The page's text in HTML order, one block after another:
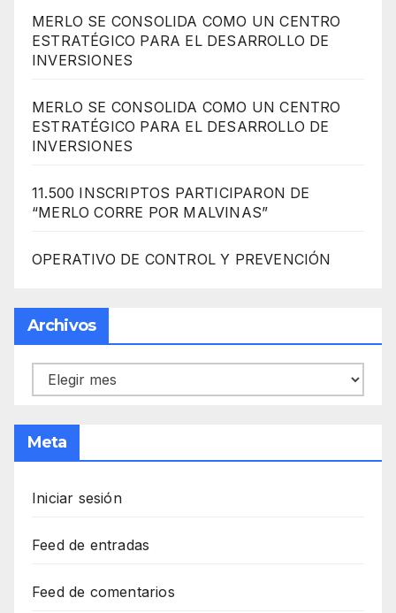
MERLO SE CONSOLIDA COMO UN CENTRO
ESTRATÉGICO PARA EL DESARROLLO DE
INVERSIONES
MERLO SE CONSOLIDA COMO UN CENTRO
ESTRATÉGICO PARA EL DESARROLLO DE
INVERSIONES
11.500 INSCRIPTOS PARTICIPARON DE
“MERLO CORRE POR MALVINAS”
OPERATIVO DE CONTROL Y PREVENCIÓN
Archivos
Archivos
Meta
Iniciar sesión
Feed de entradas
Feed de comentarios